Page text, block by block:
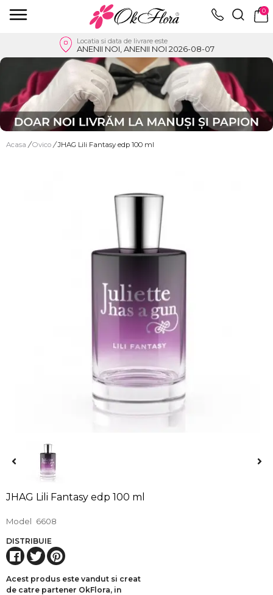
0
Locatia si data de livrare este
ANENII NOI, ANENII NOI 2026-08-07
Acasa / Ovico / JHAG Lili Fantasy edp 100 ml
JHAG Lili Fantasy edp 100 ml
Model 6608
DISTRIBUIE
Acest produs este vandut si creat
de catre partener OkFlora, in